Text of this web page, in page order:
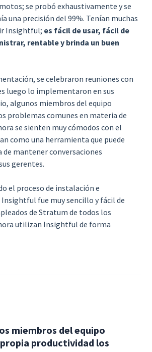
se probó exhaustivamente y se
una precisión del 99%. Tenían muchas
Insightful; es fácil de usar, fácil de
rentable y brinda un buen
se celebraron reuniones con
luego lo implementaron en sus
algunos miembros del equipo
problemas comunes en materia de
se sienten muy cómodos con el
como una herramienta que puede
de mantener conversaciones
gerentes.
el proceso de instalación e
fue muy sencillo y fácil de
de Stratum de todos los
utilizan Insightful de forma
miembros del equipo
productividad los